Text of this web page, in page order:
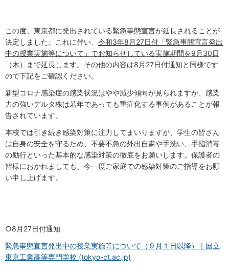
この度、東京都に発出されている緊急事態宣言が延長されることが
決定しました。これに伴い、 令和3年8月27日付 「緊急事態宣言発出
中の授業実施等について」でお知らせしている実施期間を9月30日
（木）まで延長します。 その他の内容は8月27日付通知と同様です
ので下記をご確認ください。
新型コロナ感染症の感染状況はやや減少傾向が見られますが、感染
力の強いデルタ株は若年であっても重症化する事例があることが報
告されています。
本校では引き続き感染対策に注力してまいりますが、学生の皆さん
は自身の安全を守るため、不要不急の外出自粛や手洗い、手指消毒
の励行といった基本的な感染対策の徹底をお願いします。保護者の
皆様におかれましても、今一度ご家庭での感染対策のご指導をお願
い申し上げます。
○8月27日付通知
緊急事態宣言発出中の授業実施等について（９月１日以降）｜国立
東京工業高等専門学校 (tokyo-ct.ac.jp)